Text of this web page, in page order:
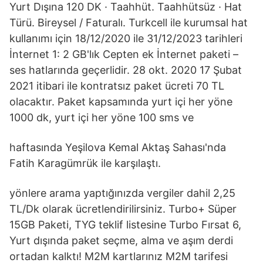
Yurt Dışına 120 DK · Taahhüt. Taahhütsüz · Hat
Türü. Bireysel / Faturalı. Turkcell ile kurumsal hat
kullanımı için 18/12/2020 ile 31/12/2023 tarihleri
İnternet 1: 2 GB'lık Cepten ek İnternet paketi –
ses hatlarında geçerlidir. 28 okt. 2020 17 Şubat
2021 itibari ile kontratsız paket ücreti 70 TL
olacaktır. Paket kapsamında yurt içi her yöne
1000 dk, yurt içi her yöne 100 sms ve
haftasında Yeşilova Kemal Aktaş Sahası'nda
Fatih Karagümrük ile karşılaştı.
yönlere arama yaptığınızda vergiler dahil 2,25
TL/Dk olarak ücretlendirilirsiniz. Turbo+ Süper
15GB Paketi, TYG teklif listesine Turbo Fırsat 6,
Yurt dışında paket seçme, alma ve aşım derdi
ortadan kalktı! M2M kartlarınız M2M tarifesi